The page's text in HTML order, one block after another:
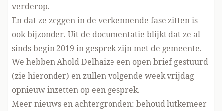
verderop.
En dat ze zeggen in de verkennende fase zitten is
ook bijzonder. Uit de documentatie blijkt dat ze al
sinds begin 2019 in gesprek zijn met de gemeente.
We hebben Ahold Delhaize een open briefgestuurd
(zie hieronder) en zullen volgende week vrijdag
opnieuw inzetten op een gesprek.
Meer nieuws en achtergronden: behoud lutkemeer